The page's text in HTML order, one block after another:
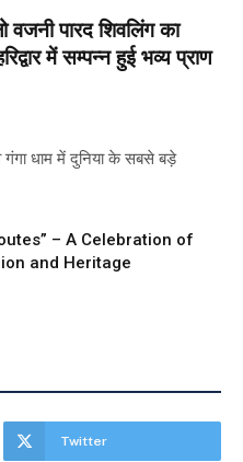
पारद शिवलिंग का
में सम्पन्न हुई भव्य प्राण
गंगा धाम में दुनिया के सबसे बड़े
– A Celebration of
and Heritage
Twitter